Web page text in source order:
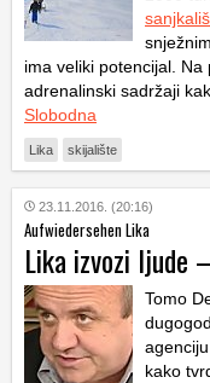
ima veliki potencijal.
adrenalinski sadržaji
Slobodna
Lika skijalište
23.11.2016. (20:16)
Aufwiedersehen Lika
Lika izvozi ljude
Tomo
kako